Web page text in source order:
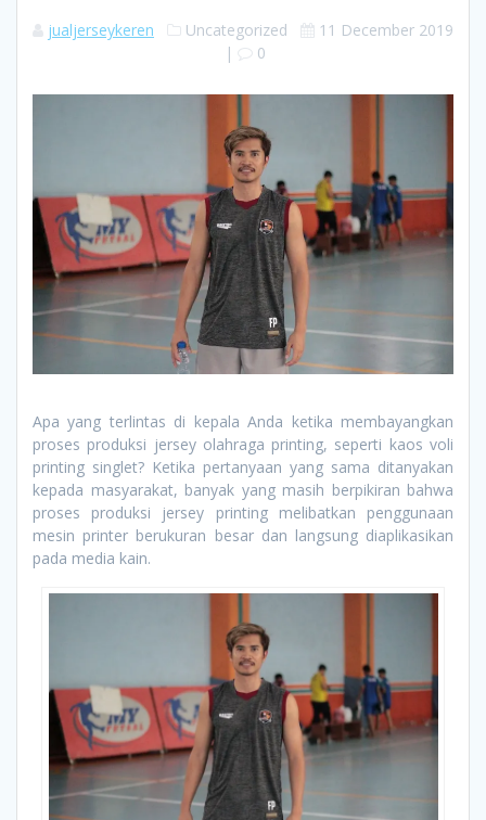
jualjerseykeren Uncategorized
11 December 2019
|
0
Apa yang terlintas di kepala Anda ketika membayangkan
proses produksi jersey olahraga printing, seperti kaos voli
printing singlet? Ketika pertanyaan yang sama ditanyakan
kepada masyarakat, banyak yang masih berpikiran bahwa
proses produksi jersey printing melibatkan penggunaan
mesin printer berukuran besar dan langsung diaplikasikan
pada media kain.